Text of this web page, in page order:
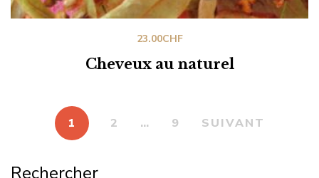
Cheveux au naturel
23.00CHF
1 2 … 9 SUIVANT
Rechercher